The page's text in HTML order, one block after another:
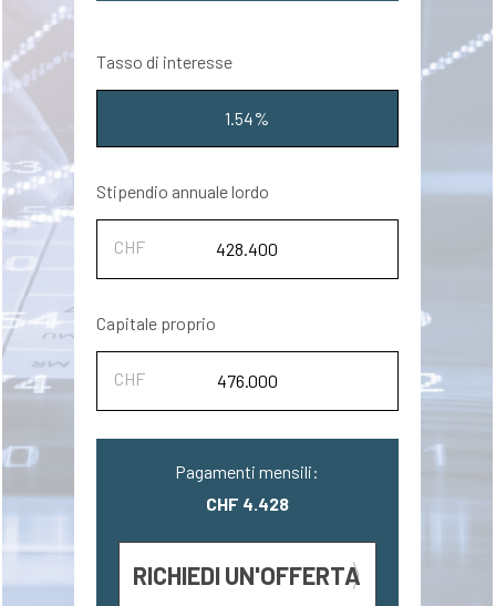
Tasso di interesse
1.54%
Stipendio annuale lordo
Capitale proprio
Pagamenti mensili:
CHF 4.428
RICHIEDI UN'OFFERTA